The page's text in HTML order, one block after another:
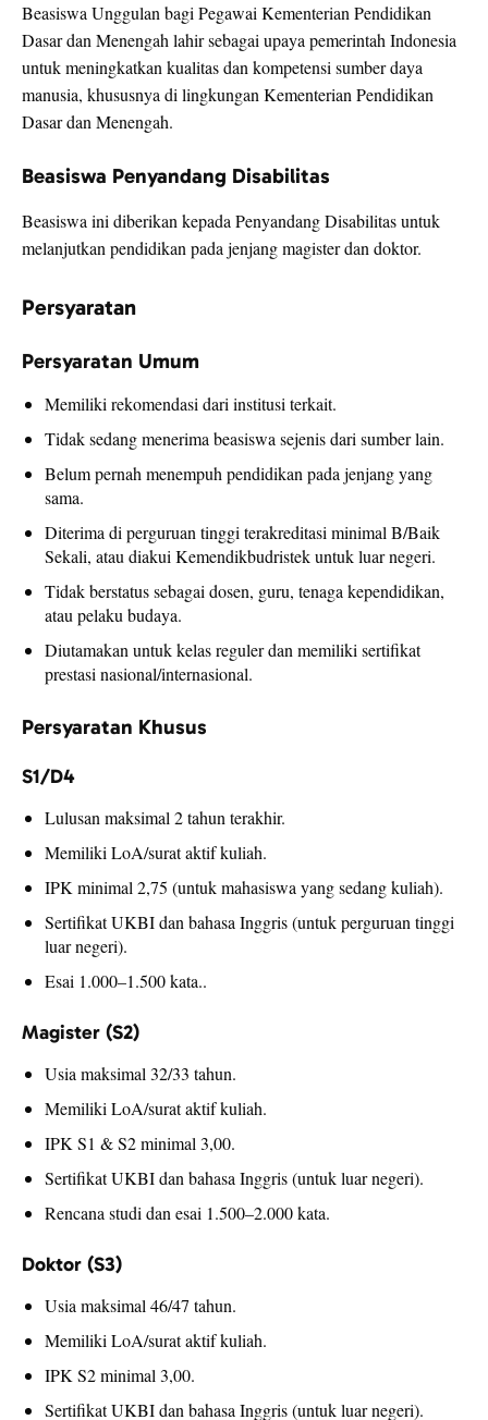
Beasiswa Unggulan bagi Pegawai Kementerian Pendidikan
Dasar dan Menengah lahir sebagai upaya pemerintah Indonesia
untuk meningkatkan kualitas dan kompetensi sumber daya
manusia, khususnya di lingkungan Kementerian Pendidikan
Dasar dan Menengah.
Beasiswa Penyandang Disabilitas
Beasiswa ini diberikan kepada Penyandang Disabilitas untuk
melanjutkan pendidikan pada jenjang magister dan doktor.
Persyaratan
Persyaratan Umum
Memiliki rekomendasi dari institusi terkait.
Tidak sedang menerima beasiswa sejenis dari sumber lain.
Belum pernah menempuh pendidikan pada jenjang yang
sama.
Diterima di perguruan tinggi terakreditasi minimal B/Baik
Sekali, atau diakui Kemendikbudristek untuk luar negeri.
Tidak berstatus sebagai dosen, guru, tenaga kependidikan,
atau pelaku budaya.
Diutamakan untuk kelas reguler dan memiliki sertifikat
prestasi nasional/internasional.
Persyaratan Khusus
S1/D4
Lulusan maksimal 2 tahun terakhir.
Memiliki LoA/surat aktif kuliah.
IPK minimal 2,75 (untuk mahasiswa yang sedang kuliah).
Sertifikat UKBI dan bahasa Inggris (untuk perguruan tinggi
luar negeri).
Esai 1.000–1.500 kata..
Magister (S2)
Usia maksimal 32/33 tahun.
Memiliki LoA/surat aktif kuliah.
IPK S1 & S2 minimal 3,00.
Sertifikat UKBI dan bahasa Inggris (untuk luar negeri).
Rencana studi dan esai 1.500–2.000 kata.
Doktor (S3)
Usia maksimal 46/47 tahun.
Memiliki LoA/surat aktif kuliah.
IPK S2 minimal 3,00.
Sertifikat UKBI dan bahasa Inggris (untuk luar negeri).